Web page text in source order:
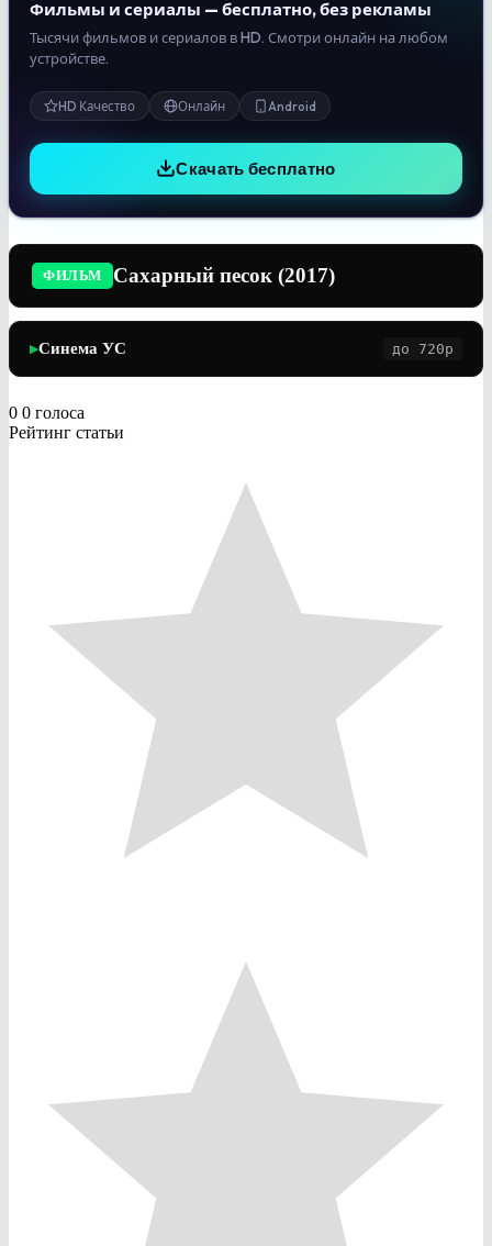
Фильмы и сериалы — бесплатно, без рекламы
Тысячи фильмов и сериалов в HD. Смотри онлайн на любом
устройстве.
HD Качество Онлайн Android
Скачать бесплатно
ФИЛЬМ Сахарный песок (2017)
▶Синема УС до 720p
0 0 голоса
Рейтинг статьи